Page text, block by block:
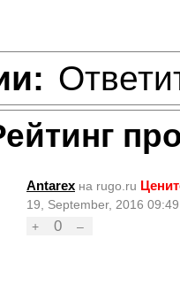
Antarex на rugo.ru
19, September, 2016 09:49
+
0 –